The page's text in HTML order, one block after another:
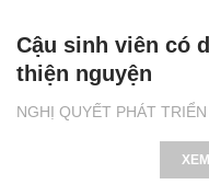
NGHỊ QUYẾT PHÁT
Cậu sinh viên có
thiện nguyện